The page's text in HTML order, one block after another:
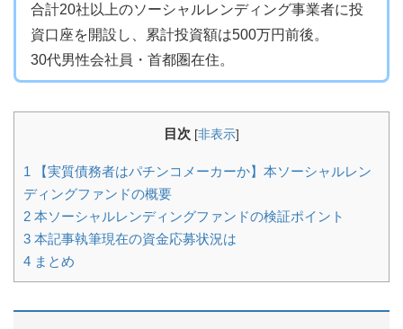
合計20社以上のソーシャルレンディング事業者に投
資口座を開設し、累計投資額は500万円前後。
30代男性会社員・首都圏在住。
目次 [非表示]
1 【実質債務者はパチンコメーカーか】本ソーシャルレン
ディングファンドの概要
2 本ソーシャルレンディングファンドの検証ポイント
3 本記事執筆現在の資金応募状況は
4 まとめ